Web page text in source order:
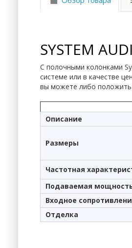
SYSTEM
С полочными колонками
системе или в качестве
вы можете либо положить
Описание
Размеры
Частотная
Подаваемая
Входное
Отделка